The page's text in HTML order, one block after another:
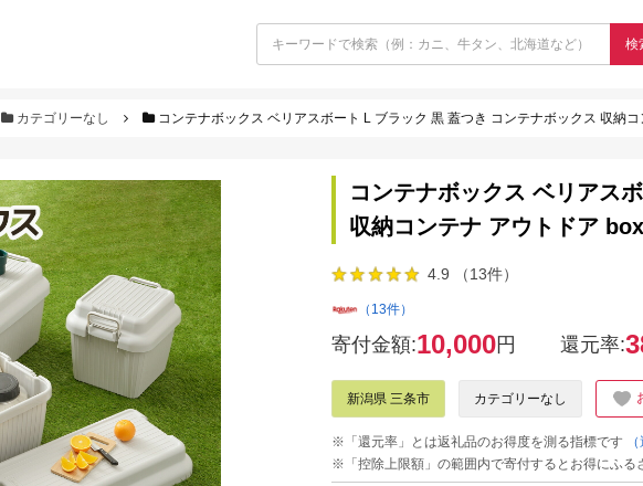
検
カテゴリーなし コンテナボックス ベリアスボート L ブラック 黒 蓋つき コンテナボックス 収納
コンテナボックス ベリアス
収納コンテナ アウトドア
4.9 （13件）
（13件）
寄付金額:10,000円 還元率:
新潟県 三条市 カテゴリーなし
※「還元率」とは返礼品のお得度を測る指標です
※「控除上限額」の範囲内で寄付するとお得にふる